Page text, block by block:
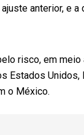
anterior, e
risco, em
Estados Unidos,
o México.